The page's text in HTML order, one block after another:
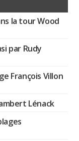
la tour Wood
par Rudy
François Villon
Lénack